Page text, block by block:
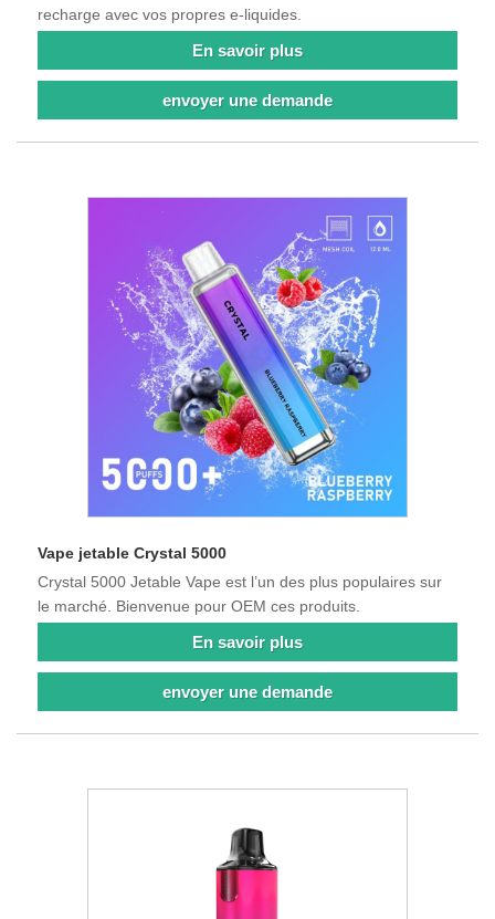
recharge avec vos propres e-liquides.
En savoir plus
envoyer une demande
Vape jetable Crystal 5000
Crystal 5000 Jetable Vape est l’un des plus populaires sur
le marché. Bienvenue pour OEM ces produits.
En savoir plus
envoyer une demande